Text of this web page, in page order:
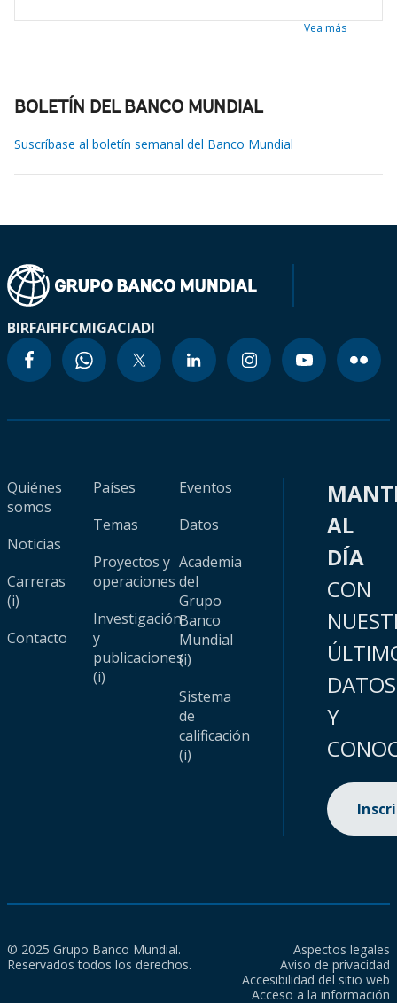
Vea más
BOLETÍN DEL BANCO MUNDIAL
Suscríbase al boletín semanal del Banco Mundial
BIRFAIFIFCMIGACIADI
Quiénes
somos
Noticias
Carreras
(i)
Contacto
Países
Temas
Proyectos y
operaciones
Investigación
y
publicaciones
(i)
Eventos
Datos
Academia
del
Grupo
Banco
Mundial
(i)
Sistema
de
calificación
(i)
AL
DÍA
CON
DATOS
Y
© 2025 Grupo Banco Mundial.
Reservados todos los derechos.
Aspectos legales
Aviso de privacidad
Accesibilidad del sitio web
Acceso a la información